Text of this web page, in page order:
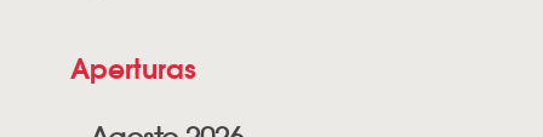
Aperturas